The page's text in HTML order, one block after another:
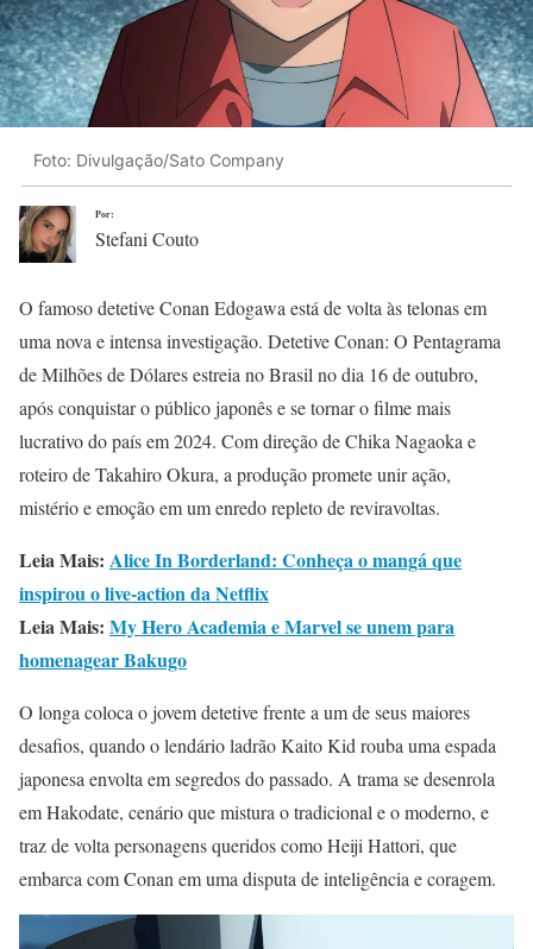
Foto: Divulgação/Sato Company
Por:
Stefani Couto
O famoso detetive Conan Edogawa está de volta às telonas em
uma nova e intensa investigação. Detetive Conan: O Pentagrama
de Milhões de Dólares estreia no Brasil no dia 16 de outubro,
após conquistar o público japonês e se tornar o filme mais
lucrativo do país em 2024. Com direção de Chika Nagaoka e
roteiro de Takahiro Okura, a produção promete unir ação,
mistério e emoção em um enredo repleto de reviravoltas.
Leia Mais: Alice In Borderland: Conheça o mangá que
inspirou o live-action da Netflix
Leia Mais: My Hero Academia e Marvel se unem para
homenagear Bakugo
O longa coloca o jovem detetive frente a um de seus maiores
desafios, quando o lendário ladrão Kaito Kid rouba uma espada
japonesa envolta em segredos do passado. A trama se desenrola
em Hakodate, cenário que mistura o tradicional e o moderno, e
traz de volta personagens queridos como Heiji Hattori, que
embarca com Conan em uma disputa de inteligência e coragem.